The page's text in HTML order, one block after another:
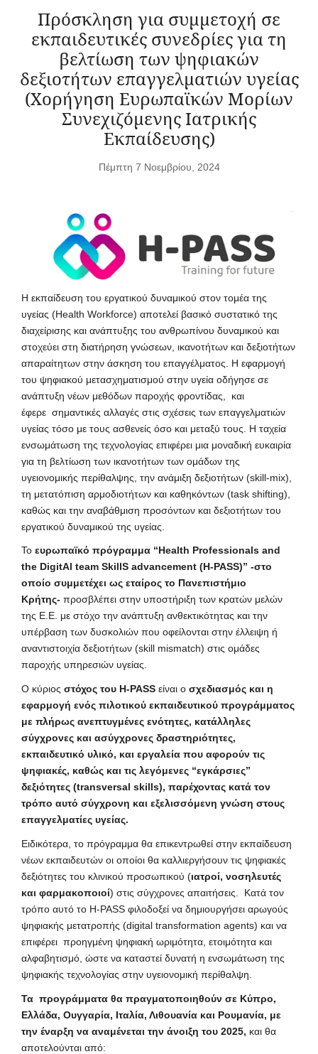
Πρόσκληση για συμμετοχή σε
εκπαιδευτικές συνεδρίες για τη
βελτίωση των ψηφιακών
δεξιοτήτων επαγγελματιών υγείας
(Χορήγηση Ευρωπαϊκών Μορίων
Συνεχιζόμενης Ιατρικής
Εκπαίδευσης)
Πέμπτη 7 Νοεμβρίου, 2024
Η εκπαίδευση του εργατικού δυναμικού στον τομέα της
υγείας (Health Workforce) αποτελεί βασικό συστατικό της
διαχείρισης και ανάπτυξης του ανθρωπίνου δυναμικού και
στοχεύει στη διατήρηση γνώσεων, ικανοτήτων και δεξιοτήτων
απαραίτητων στην άσκηση του επαγγέλματος. Η εφαρμογή
του ψηφιακού μετασχηματισμού στην υγεία οδήγησε σε
ανάπτυξη νέων μεθόδων παροχής φροντίδας, και
έφερε σημαντικές αλλαγές στις σχέσεις των επαγγελματιών
υγείας τόσο με τους ασθενείς όσο και μεταξύ τους. Η ταχεία
ενσωμάτωση της τεχνολογίας επιφέρει μια μοναδική ευκαιρία
για τη βελτίωση των ικανοτήτων των ομάδων της
υγειονομικής περίθαλψης, την ανάμιξη δεξιοτήτων (skill-mix),
τη μετατόπιση αρμοδιοτήτων και καθηκόντων (task shifting),
καθώς και την αναβάθμιση προσόντων και δεξιοτήτων του
εργατικού δυναμικού της υγείας.
Το ευρωπαϊκό πρόγραμμα “Health Professionals and
the DigitAl team SkillS advancement (H-PASS)” -στο
οποίο συμμετέχει ως εταίρος το Πανεπιστήμιο
Κρήτης- προσβλέπει στην υποστήριξη των κρατών μελών
της Ε.Ε. με στόχο την ανάπτυξη ανθεκτικότητας και την
υπέρβαση των δυσκολιών που οφείλονται στην έλλειψη ή
αναντιστοιχία δεξιοτήτων (skill mismatch) στις ομάδες
παροχής υπηρεσιών υγείας.
Ο κύριος στόχος του H-PASS είναι ο σχεδιασμός και η
εφαρμογή ενός πιλοτικού εκπαιδευτικού προγράμματος
με πλήρως ανεπτυγμένες ενότητες, κατάλληλες
σύγχρονες και ασύγχρονες δραστηριότητες,
εκπαιδευτικό υλικό, και εργαλεία που αφορούν τις
ψηφιακές, καθώς και τις λεγόμενες “εγκάρσιες”
δεξιότητες (transversal skills), παρέχοντας κατά τον
τρόπο αυτό σύγχρονη και εξελισσόμενη γνώση στους
επαγγελματίες υγείας.
Ειδικότερα, το πρόγραμμα θα επικεντρωθεί στην εκπαίδευση
νέων εκπαιδευτών οι οποίοι θα καλλιεργήσουν τις ψηφιακές
δεξιότητες του κλινικού προσωπικού (ιατροί, νοσηλευτές
και φαρμακοποιοί) στις σύγχρονες απαιτήσεις. Κατά τον
τρόπο αυτό το H-PASS φιλοδοξεί να δημιουργήσει αρωγούς
ψηφιακής μετατροπής (digital transformation agents) και να
επιφέρει προηγμένη ψηφιακή ωριμότητα, ετοιμότητα και
αλφαβητισμό, ώστε να καταστεί δυνατή η ενσωμάτωση της
ψηφιακής τεχνολογίας στην υγειονομική περίθαλψη.
Τα προγράμματα θα πραγματοποιηθούν σε Κύπρο,
Ελλάδα, Ουγγαρία, Ιταλία, Λιθουανία και Ρουμανία, με
την έναρξη να αναμένεται την άνοιξη του 2025, και θα
αποτελούνται από: